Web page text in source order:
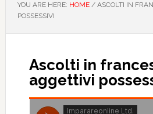
YOU ARE HERE: HOME /ASCOLTI IN
POSSESSIVI
Ascolti in
aggettivi